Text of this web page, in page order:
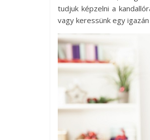
tudjuk képzelni a
vagy keressünk egy